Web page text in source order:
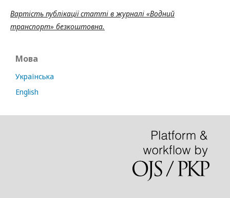
Вартість публікації статті в журналі «Водний
транспорт» безкоштовна.
Мова
Українська
English